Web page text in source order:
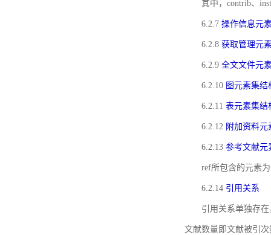
其中，contrib、
6.2.7 操作信息元
6.2.8 获取管理元
6.2.9 全文文件元
6.2.10 图元素集结
6.2.11 表元素集结
6.2.12 附加资料元
6.2.13 参考文献元
ref所包含的元素
6.2.14 引用关系
引用关系单独存
文献数量即文献被引